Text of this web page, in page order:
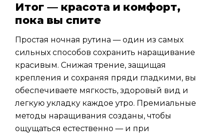
Итог — красота и комфорт,
пока вы спите
Простая ночная рутина — один из самых
сильных способов сохранить наращивание
красивым. Снижая трение, защищая
крепления и сохраняя пряди гладкими, вы
обеспечиваете мягкость, здоровый вид и
легкую укладку каждое утро. Премиальные
методы наращивания созданы, чтобы
ощущаться естественно — и при